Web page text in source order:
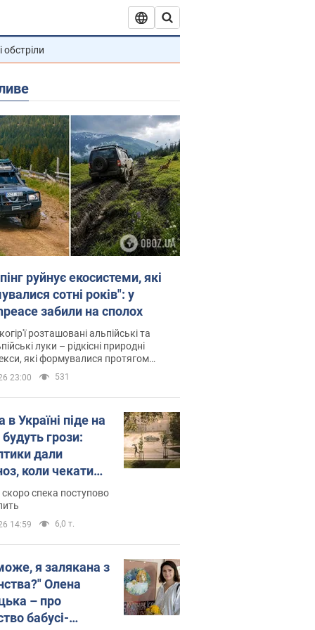
обстріли
руйнує екосистеми, які
сотні років": у
забили на сполох
розташовані альпійські та
луки – рідкісні природні
які формувалися протягом
23:00 531
в Україні піде на
грози:
дали
коли чекати
погоди
скоро спека поступово
14:59 6,0 т.
я залякана з
Олена
– про
бабусі-